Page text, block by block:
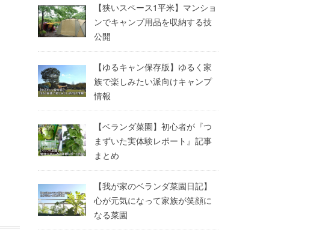
【狭いスペース1平米】マンショ
ンでキャンプ用品を収納する技
公開
【ゆるキャン保存版】ゆるく家
族で楽しみたい派向けキャンプ
情報
【ベランダ菜園】初心者が『つ
まずいた実体験レポート』記事
まとめ
【我が家のベランダ菜園日記】
心が元気になって家族が笑顔に
なる菜園